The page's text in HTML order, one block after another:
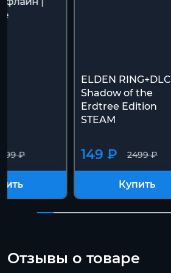
₽
ELDEN RING+DLC
Shadow of the
Erdtree Edition
STEAM
2499 ₽
149 ₽
Купить
Отзывы о товаре